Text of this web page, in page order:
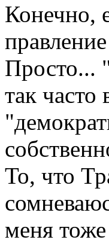
Конечно,
Просто...
так часто
То, что
меня